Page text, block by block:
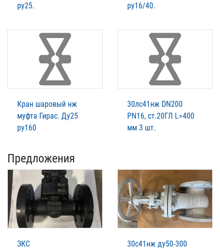
ру25.
ру16/40.
Кран шаровый нж
муфта Гирас. Ду25
ру160
30лс41нж DN200
PN16, ст.20ГЛ L=400
мм 3 шт.
Предложения
ЗКС
30с41нж ду50-300